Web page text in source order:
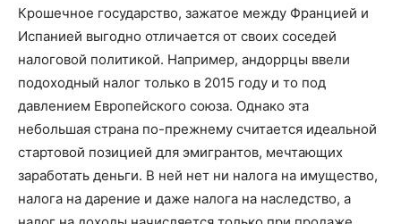
Крошечное государство, зажатое между Францией и
Испанией выгодно отличается от своих соседей
налоговой политикой. Например, андоррцы ввели
подоходный налог только в 2015 году и то под
давлением Европейского союза. Однако эта
небольшая страна по-прежнему считается идеальной
стартовой позицией для эмигрантов, мечтающих
заработать деньги. В ней нет ни налога на имущество,
налога на дарение и даже налога на наследство, а